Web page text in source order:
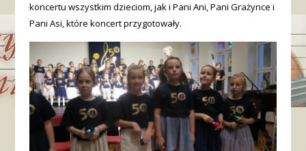
koncertu wszystkim dzieciom, jak i Pani Ani, Pani Grażynce i
Pani Asi, które koncert przygotowały.